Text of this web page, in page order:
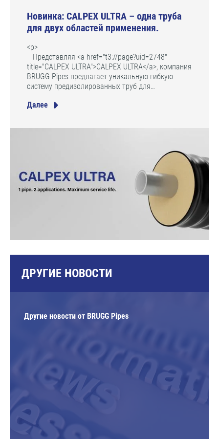
Новинка: CALPEX ULTRA – одна труба
для двух областей применения.
<p>
Представляя <a href="t3://page?uid=2748"
title="CALPEX ULTRA">CALPEX ULTRA</a>, компания
BRUGG Pipes предлагает уникальную гибкую
систему предизолированных труб для…
Далее
ДРУГИЕ НОВОСТИ
Другие новости от BRUGG Pipes